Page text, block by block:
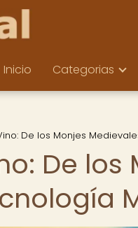
Inicio Categorias
De los Monjes
De los